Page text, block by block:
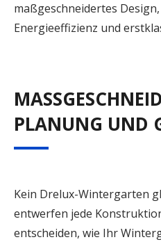
maßgeschneidertes
Energieeffizienz und
LANUNG UND
Kein Drelux-Wintergarten
entwerfen jede
entscheiden, wie Ihr